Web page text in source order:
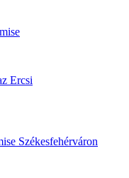
Ercsi
Székesfehérváron